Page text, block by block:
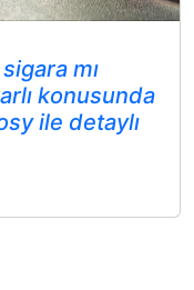
mı
konusunda
ile detaylı